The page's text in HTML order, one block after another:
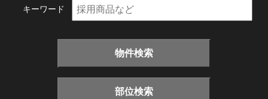
キーワード
物件検索
部位検索